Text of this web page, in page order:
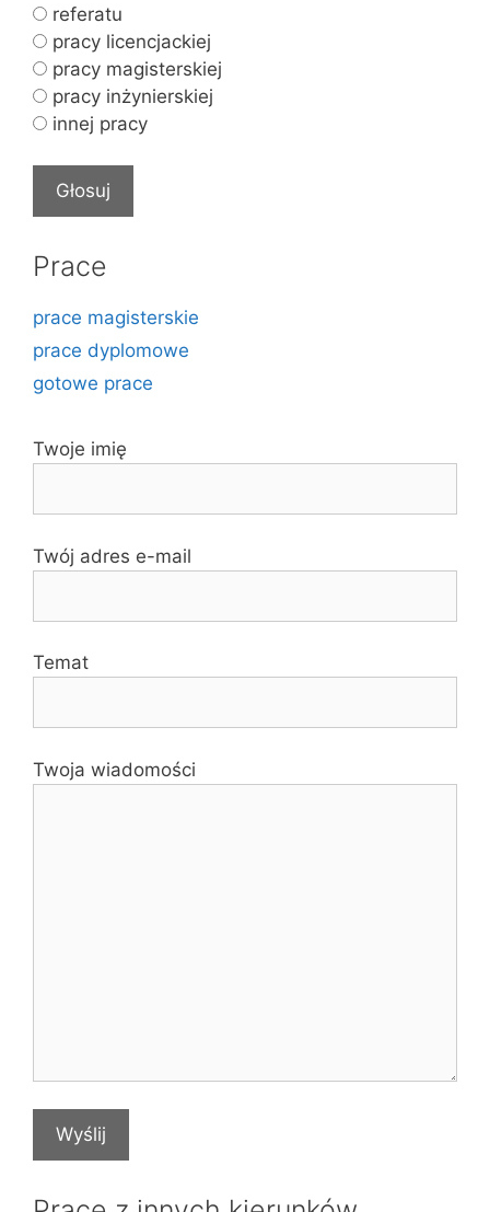
referatu
pracy licencjackiej
pracy magisterskiej
pracy inżynierskiej
innej pracy
Prace
prace magisterskie
prace dyplomowe
gotowe prace
Twoje imię
Twój adres e-mail
Temat
Twoja wiadomości